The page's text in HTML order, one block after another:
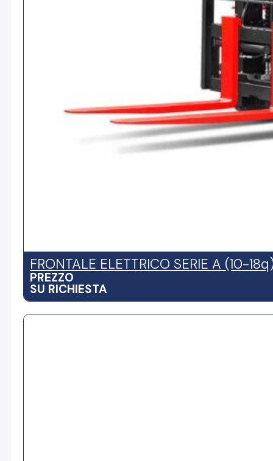
FRONTALE ELETTRICO SERIE A (10-
PREZZO
SU RICHIESTA